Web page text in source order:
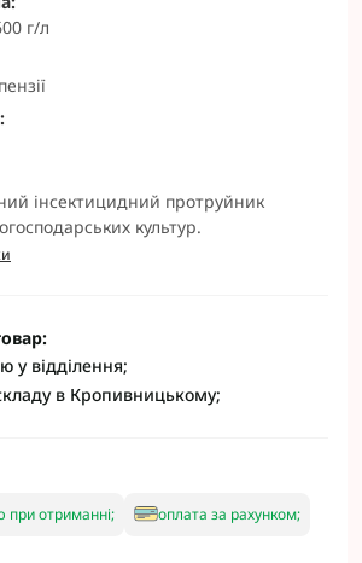
г/л
інсектицидний протруйник
культур.
відділення;
в Кропивницькому;
при отриманні; оплата за рахунком;